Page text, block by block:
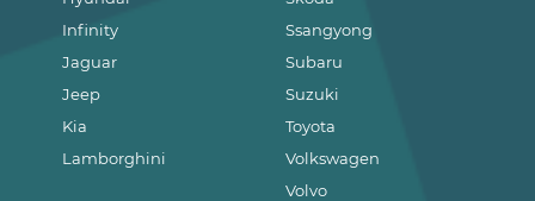
Infinity
Jaguar
Jeep
Kia
Lamborghini
Ssangyong
Subaru
Suzuki
Toyota
Volkswagen
Volvo